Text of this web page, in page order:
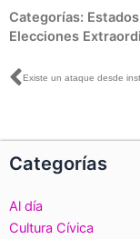
Categorías: Estados
Elecciones
Ant
Categorías
Al día
Cultura Cívica